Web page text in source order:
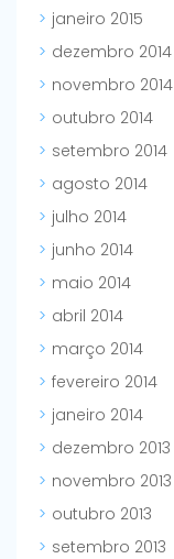
janeiro 2015
dezembro 2014
novembro 2014
outubro 2014
setembro 2014
agosto 2014
julho 2014
junho 2014
maio 2014
abril 2014
março 2014
fevereiro 2014
janeiro 2014
dezembro 2013
novembro 2013
outubro 2013
setembro 2013